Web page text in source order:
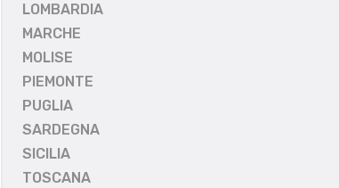
LOMBARDIA
MARCHE
MOLISE
PIEMONTE
PUGLIA
SARDEGNA
SICILIA
TOSCANA